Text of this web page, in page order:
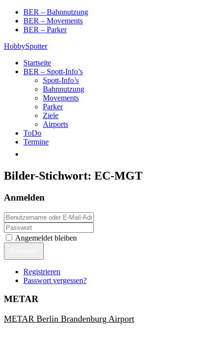
Skip
content
BER – Bahnnutzung
BER – Movements
BER – Parker
HobbySpotter
Startseite
BER – Spott-Info’s
Spott-Info’s
Bahnnutzung
Movements
Parker
Ziele
Airports
ToDo
Termine
Bilder-Stichwort: EC-MGT
Anmelden
Angemeldet bleiben
Registrieren
Passwort vergessen?
METAR
METAR Berlin Brandenburg Airport